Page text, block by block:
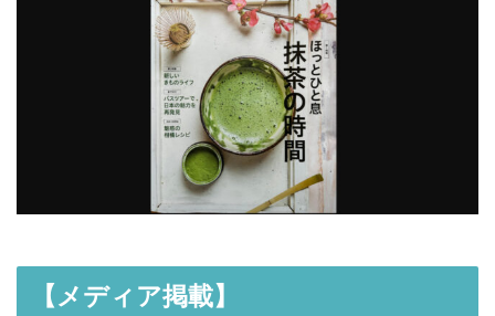
【メディア掲載】